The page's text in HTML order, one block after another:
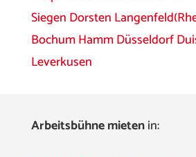
Siegen Dorsten
BochumHammDüsseldorf
Leverkusen
Arbeitsbühne mietenin: